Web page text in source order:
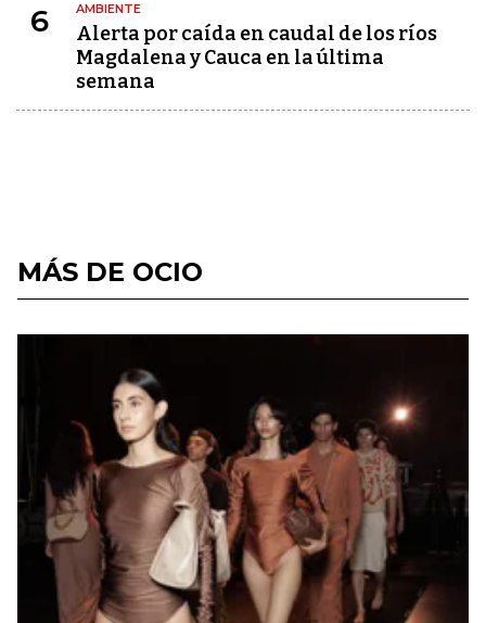
6 AMBIENTE
Alerta por caída en caudal de los ríos
Magdalena y Cauca en la última
semana
MÁS DE OCIO